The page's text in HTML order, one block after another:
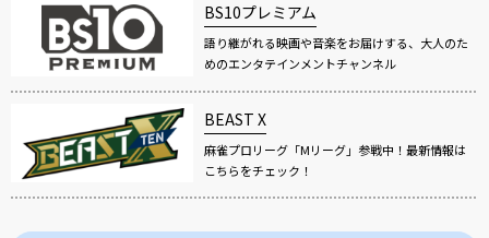
BS10プレミアム
語り継がれる映画や音楽をお届けする、大人のた
めのエンタテインメントチャンネル
BEAST X
麻雀プロリーグ「Mリーグ」参戦中！最新情報は
こちらをチェック！